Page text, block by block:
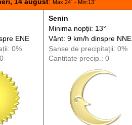
14 august: Max:24˚ - Min:13˚
ENE
: 0%
Senin
Minima nopții: 13°
Vânt: 9 km/h dinspreNNE
Șanse de precipitații: 0%
Cantitate precip.: 0